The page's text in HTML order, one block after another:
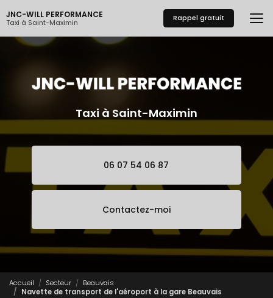
au
contenu
principal
JNC-WILL PERFORMANCE
Taxi à Saint-Maximin Rappel gratuit
Taxi à Saint-Maximin
06 07 54 06 87
Contactez-moi
Accueil Secteur
Beauvais
Navette de transport de l'aéroport à la gare Beauvais